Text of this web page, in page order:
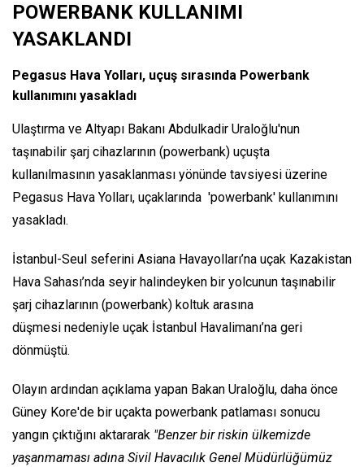
POWERBANK KULLANIMI
YASAKLANDI
Pegasus Hava Yolları, uçuş sırasında Powerbank
kullanımını yasakladı
Ulaştırma ve Altyapı Bakanı Abdulkadir Uraloğlu'nun
taşınabilir şarj cihazlarının (powerbank) uçuşta
kullanılmasının yasaklanması yönünde tavsiyesi üzerine
Pegasus Hava Yolları, uçaklarında 'powerbank' kullanımını
yasakladı.
İstanbul-Seul seferini Asiana Havayolları’na uçak Kazakistan
Hava Sahası’nda seyir halindeyken bir yolcunun taşınabilir
şarj cihazlarının (powerbank) koltuk arasına
düşmesi nedeniyle uçak İstanbul Havalimanı’na geri
dönmüştü.
Olayın ardından açıklama yapan Bakan Uraloğlu, daha önce
Güney Kore'de bir uçakta powerbank patlaması sonucu
yangın çıktığını aktararak "Benzer bir riskin ülkemizde
yaşanmaması adına Sivil Havacılık Genel Müdürlüğümüz